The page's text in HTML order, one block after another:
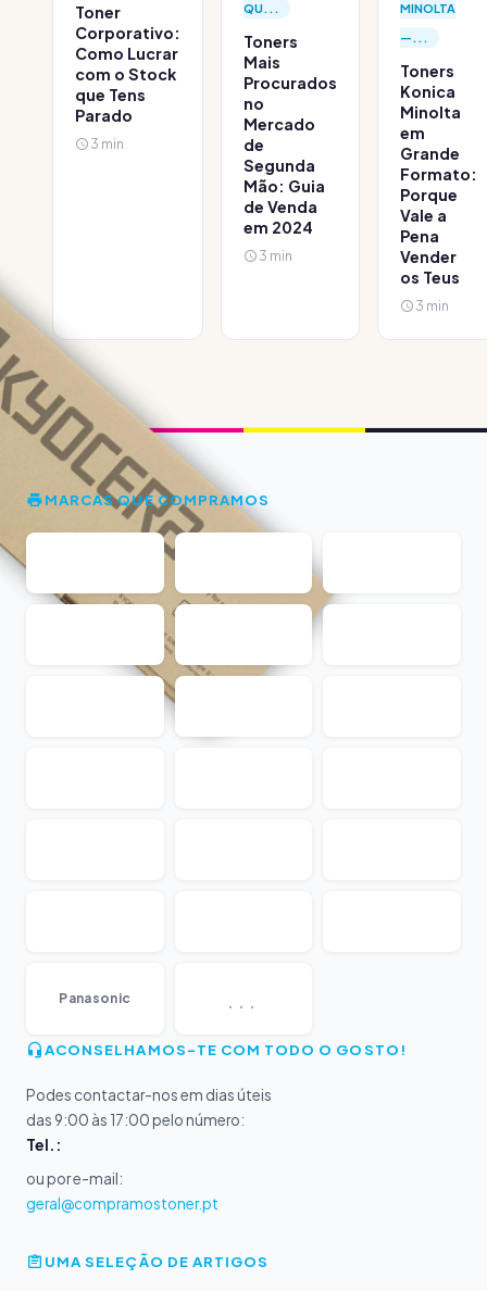
Toner
Corporativo:
Como Lucrar
com o Stock
que Tens
Parado
3 min
QU...
Toners
Mais
Procurados
no
Mercado
de
Segunda
Mão: Guia
de Venda
em 2024
3 min
MINOLTA
—...
Toners
Konica
Minolta
em
Grande
Formato:
Porque
Vale a
Pena
Vender
os Teus
3 min
MARCAS QUE COMPRAMOS
Panasonic ...
ACONSELHAMOS-TE COM TODO O GOSTO!
Podes contactar-nos em dias úteis
das 9:00 às 17:00 pelo número:
Tel.:
ou por e-mail:
geral@compramostoner.pt
UMA SELEÇÃO DE ARTIGOS